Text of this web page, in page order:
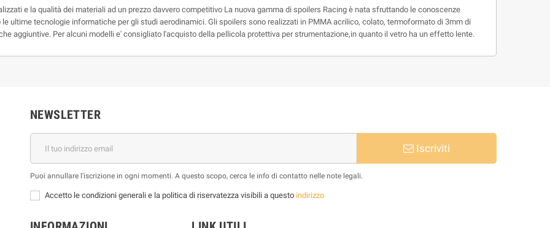
e la qualità dei materiali ad un prezzo davvero competitivo La nuova gamma di spoilers Racing è nata sfruttando le conoscenze
ultime tecnologie informatiche per gli studi aerodinamici. Gli spoilers sono realizzati in PMMA acrilico, colato, termoformato di 3mm di
aggiuntive. Per alcuni modelli e' consigliato l'acquisto della pellicola protettiva per strumentazione,in quanto il vetro ha un effetto lente.
NEWSLETTER
Iscriviti
Puoi annullare l'iscrizione in ogni momenti. A questo scopo, cerca le info di contatto nelle note legali.
Accetto le condizioni generali e la politica di riservatezza visibili a questo indirizzo